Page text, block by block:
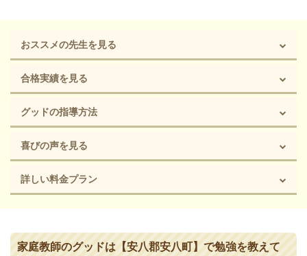
おススメの先生を見る
合格実績を見る
グッドの指導方法
喜びの声を見る
詳しい料金プラン
家庭教師のグッドは【安八郡安八町】で勉強を教えて